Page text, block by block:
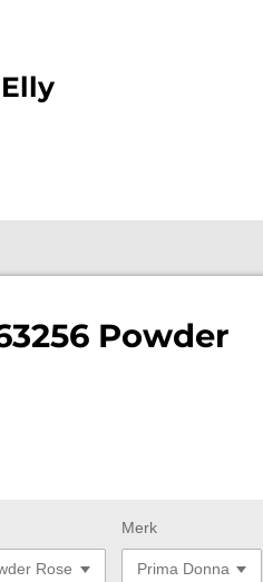
Powder
Merk